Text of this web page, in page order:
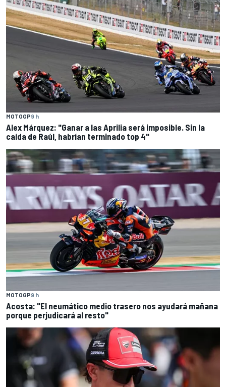
MOTOGP9 h
Alex Márquez: "Ganar a las Aprilia será imposible. Sin la
caída de Raúl, habrían terminado top 4"
MOTOGP9 h
Acosta: "El neumático medio trasero nos ayudará mañana
porque perjudicará al resto"